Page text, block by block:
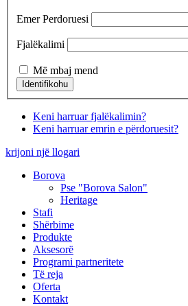
Emer Perdoruesi
Fjalëkalimi
Më mbaj mend
Keni harruar fjalëkalimin?
Keni harruar emrin e përdoruesit?
krijoni një llogari
Borova
Pse "Borova Salon"
Heritage
Stafi
Shërbime
Produkte
Aksesorë
Programi partneritete
Të reja
Oferta
Kontakt